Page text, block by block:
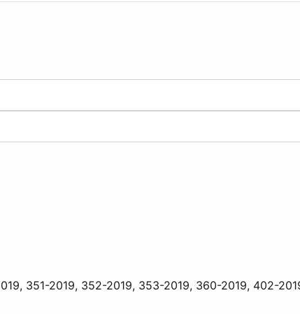
351-2019, 352-2019, 353-2019, 360-2019, 402-